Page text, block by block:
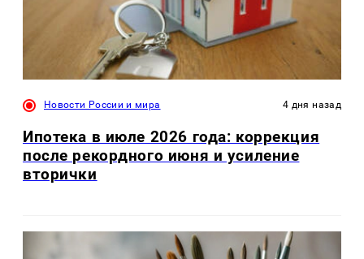
Новости России и мира 4 дня назад
Ипотека в июле 2026 года: коррекция
после рекордного июня и усиление
вторички